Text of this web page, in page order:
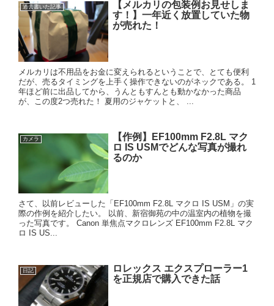
過去書いた記事
【メルカリの包装例お見せしま
す！】一年近く放置していた物
が売れた！
メルカリは不用品をお金に変えられるということで、とても便利
だが、売るタイミングを上手く操作できないのがネックである。 1
年ほど前に出品してから、うんともすんとも動かなかった商品
が、この度2つ売れた！ 夏用のジャケットと、 ...
カメラ
【作例】EF100mm F2.8L マク
ロ IS USMでどんな写真が撮れ
るのか
さて、以前レビューした「EF100mm F2.8L マクロ IS USM」の実
際の作例を紹介したい。 以前、新宿御苑の中の温室内の植物を撮
った写真です。 Canon 単焦点マクロレンズ EF100mm F2.8L マク
ロ IS US...
日記
ロレックス エクスプローラー1
を正規店で購入できた話